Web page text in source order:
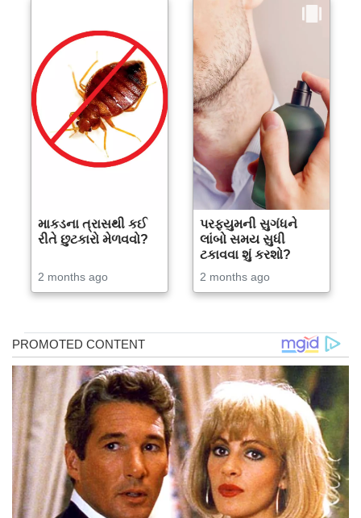
માકડના ત્રાસથી કઈ
રીતે છુટકારો મેળવવો?
2 months ago
પરફ્યુમની સુગંધને
લાંબો સમય સુધી
ટકાવવા શું કરશો?
2 months ago